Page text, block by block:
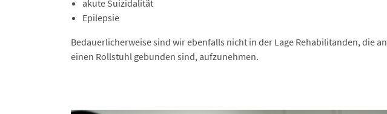
akute Suizidalität
Epilepsie
Bedauerlicherweise sind wir ebenfalls nicht in der Lage Rehabilitanden, die an
einen Rollstuhl gebunden sind, aufzunehmen.